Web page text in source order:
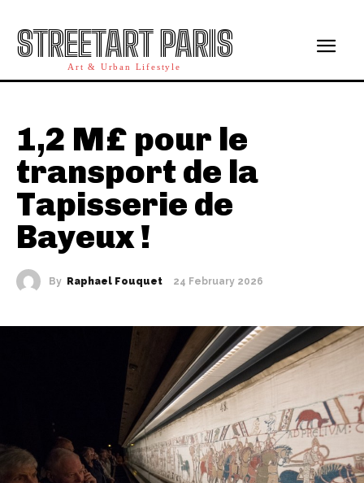
STREETART PARIS
Art & Urban Lifestyle
1,2 M£ pour le
transport de la
Tapisserie de
Bayeux !
By Raphael Fouquet 24 February 2026